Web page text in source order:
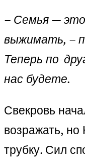
– Семья —
выжимать, –
Теперь по-
нас будете.
Свекровь
возражать,
трубку. Сил